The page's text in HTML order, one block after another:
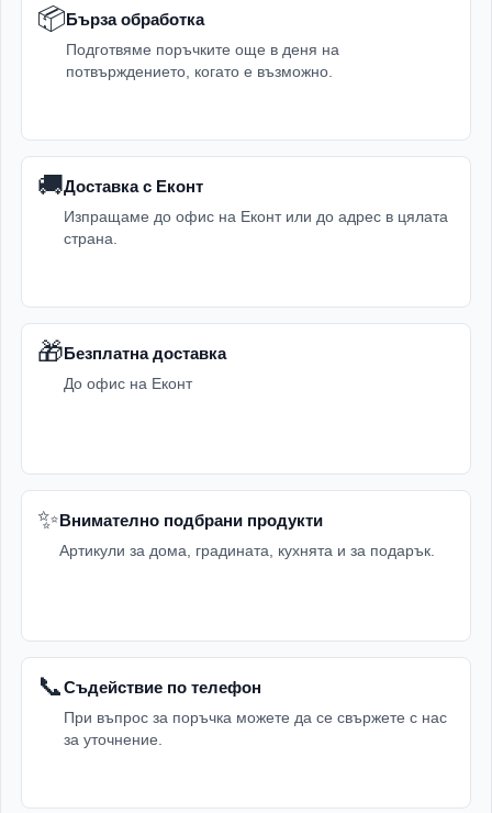
📦Бърза обработка
Подготвяме поръчките още в деня на
потвърждението, когато е възможно.
🚚Доставка с Еконт
Изпращаме до офис на Еконт или до адрес в цялата
страна.
🎁Безплатна доставка
До офис на Еконт
✨Внимателно подбрани продукти
Артикули за дома, градината, кухнята и за подарък.
📞Съдействие по телефон
При въпрос за поръчка можете да се свържете с нас
за уточнение.